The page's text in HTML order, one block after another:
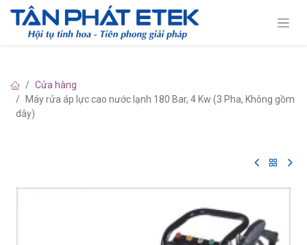
Cửa hàng
Máy rửa áp lực cao nước lạnh 180 Bar, 4 Kw (3 Pha, Không gồm
dây)